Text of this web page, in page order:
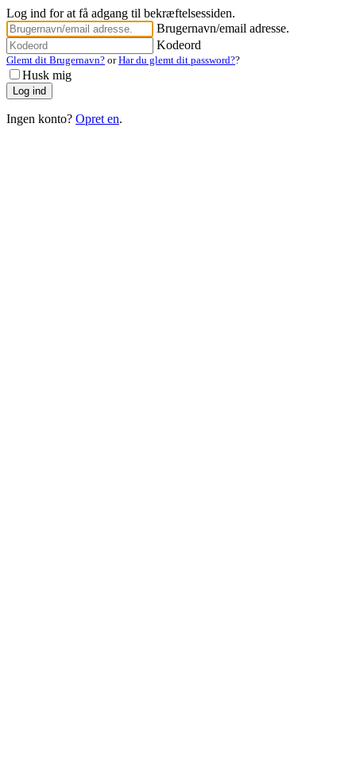
Log ind for at få adgang til bekræftelsessiden.
Brugernavn/email adresse.
Kodeord
Glemt dit Brugernavn? orHar du glemt dit password??
Husk mig
Ingen konto? Opret en.